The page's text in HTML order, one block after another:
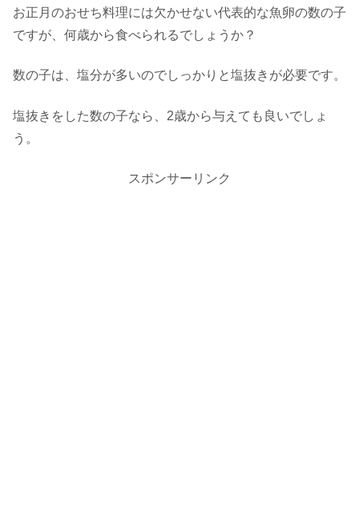
お正月のおせち料理には欠かせない代表的な魚卵の数の子
ですが、何歳から食べられるでしょうか？
数の子は、塩分が多いのでしっかりと塩抜きが必要です。
塩抜きをした数の子なら、2歳から与えても良いでしょ
う。
スポンサーリンク